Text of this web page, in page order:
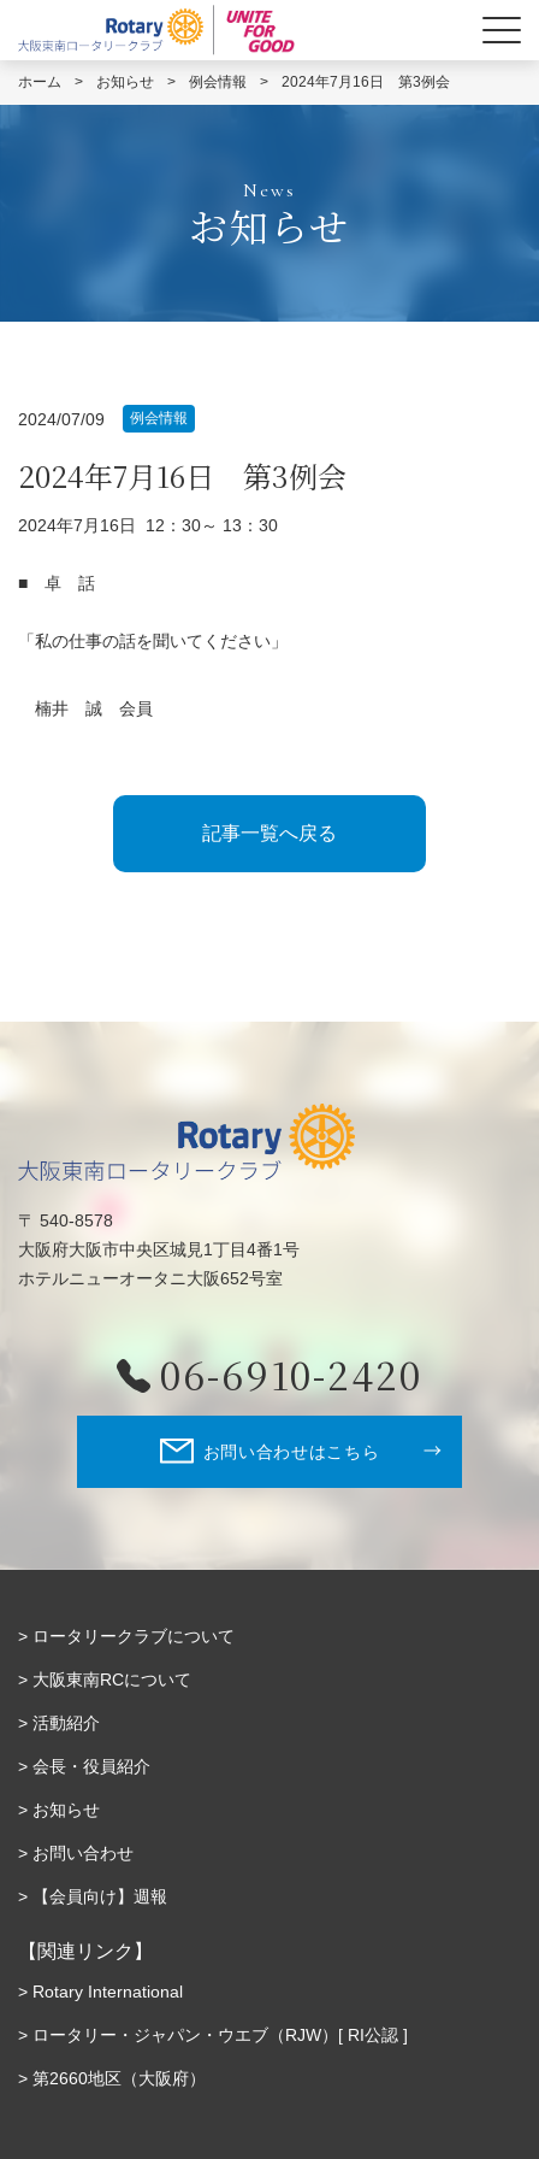
ホーム > お知らせ > 例会情報 > 2024年7月16日 第3例会
News
お知らせ
2024/07/09 例会情報
2024年7月16日 第3例会
2024年7月16日 12：30～ 13：30
■ 卓 話
「私の仕事の話を聞いてください」
楠井 誠 会員
記事一覧へ戻る
〒 540-8578
大阪府大阪市中央区城見1丁目4番1号
ホテルニューオータニ大阪652号室
06-6910-2420
お問い合わせはこちら
ロータリークラブについて
大阪東南RCについて
活動紹介
会長・役員紹介
お知らせ
お問い合わせ
【会員向け】週報
【関連リンク】
Rotary International
ロータリー・ジャパン・ウエブ（RJW）[ RI公認 ]
第2660地区（大阪府）